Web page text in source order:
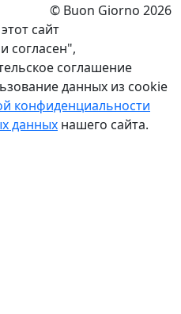
© Buon Giorno 2026
сайт
согласен",
соглашение
данных из cookie
конфиденциальности
данных нашего сайта.